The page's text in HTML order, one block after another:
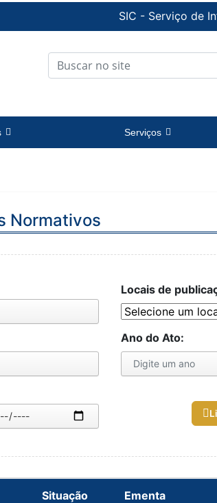
SIC - Serviço de
Serviços
Normativos
Locais de
Ano do Ato:
Situação Ementa